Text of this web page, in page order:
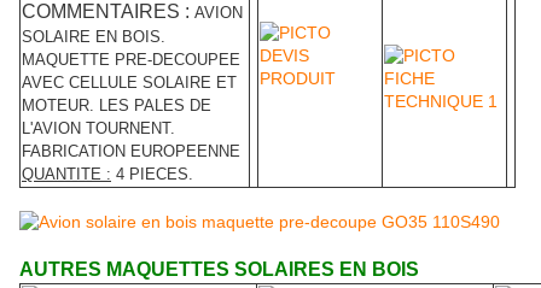
COMMENTAIRES : AVION
SOLAIRE EN BOIS.
MAQUETTE PRE-DECOUPEE
AVEC CELLULE SOLAIRE ET
MOTEUR. LES PALES DE
L'AVION TOURNENT.
FABRICATION EUROPEENNE
QUANTITE : 4 PIECES.
AUTRES MAQUETTES SOLAIRES EN BOIS